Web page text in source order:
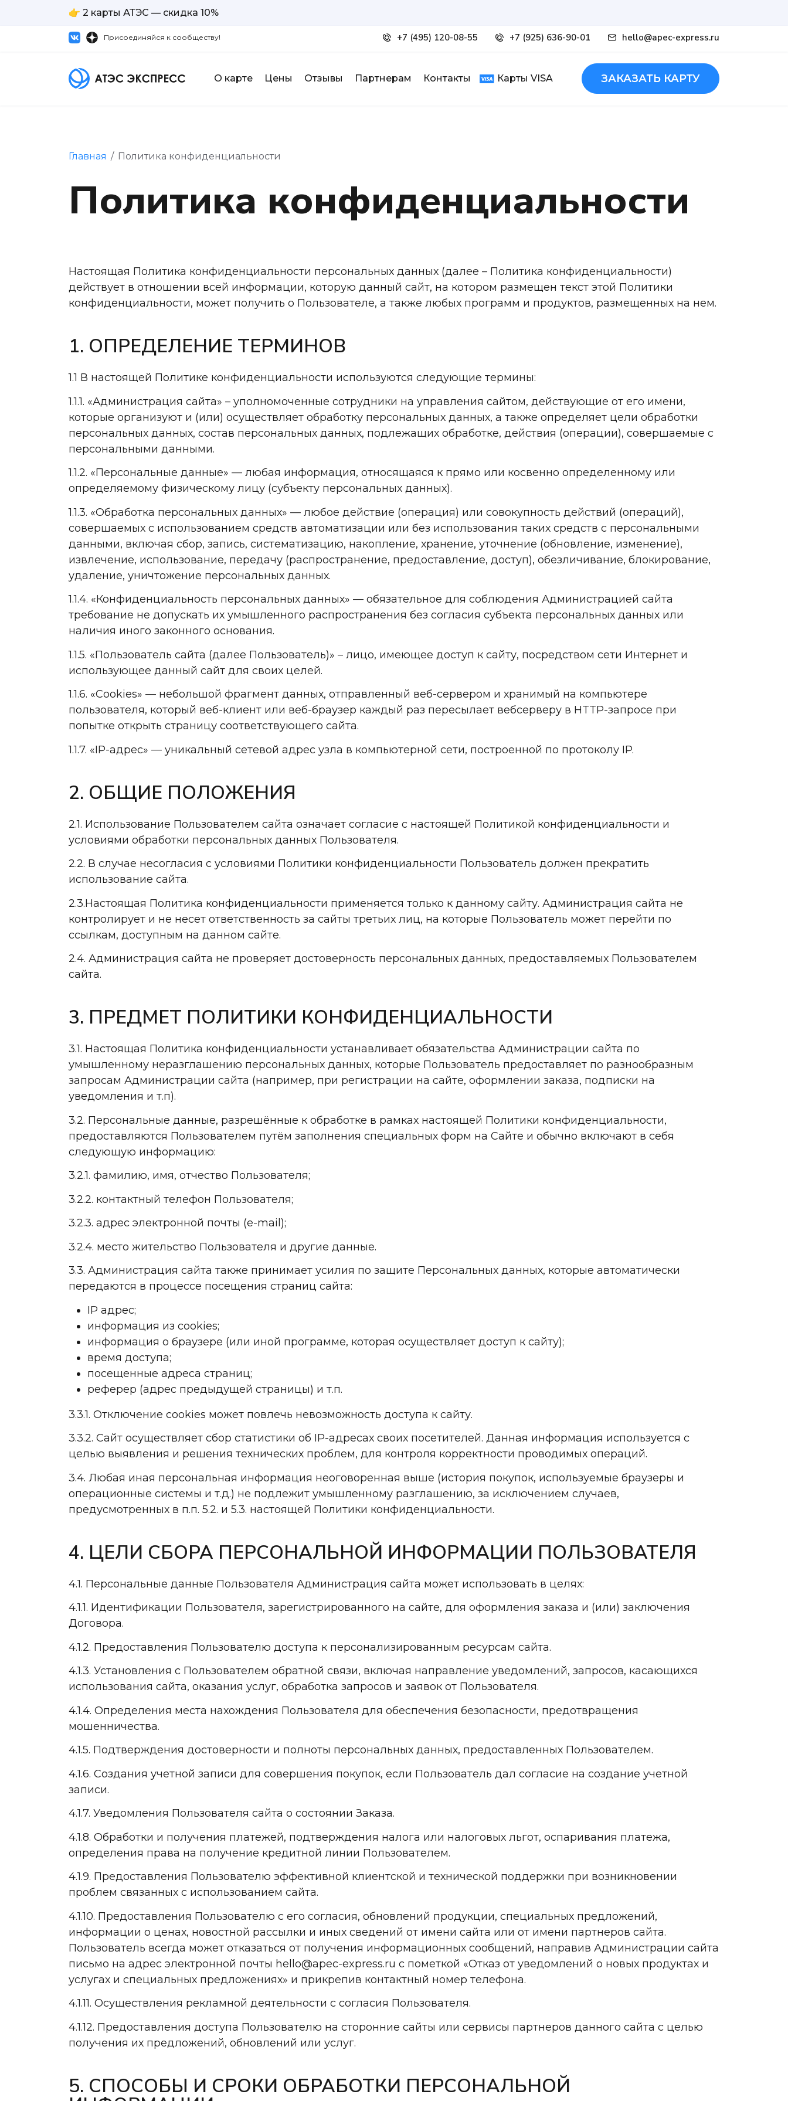
👉 2 карты АТЭС — скидка 10%
Присоединяйся к сообществу! +7 (495) 120-08-55 +7 (925) 636-90-01 hello@apec-express.ru
О карте Цены Отзывы Партнерам Контакты Карты VISA ЗАКАЗАТЬ КАРТУ
Главная / Политика конфиденциальности
Политика конфиденциальности
Настоящая Политика конфиденциальности персональных данных (далее – Политика конфиденциальности)
действует в отношении всей информации, которую данный сайт, на котором размещен текст этой Политики
конфиденциальности, может получить о Пользователе, а также любых программ и продуктов, размещенных на нем.
1. ОПРЕДЕЛЕНИЕ ТЕРМИНОВ
1.1 В настоящей Политике конфиденциальности используются следующие термины:
1.1.1. «Администрация сайта» – уполномоченные сотрудники на управления сайтом, действующие от его имени,
которые организуют и (или) осуществляет обработку персональных данных, а также определяет цели обработки
персональных данных, состав персональных данных, подлежащих обработке, действия (операции), совершаемые с
персональными данными.
1.1.2. «Персональные данные» — любая информация, относящаяся к прямо или косвенно определенному или
определяемому физическому лицу (субъекту персональных данных).
1.1.3. «Обработка персональных данных» — любое действие (операция) или совокупность действий (операций),
совершаемых с использованием средств автоматизации или без использования таких средств с персональными
данными, включая сбор, запись, систематизацию, накопление, хранение, уточнение (обновление, изменение),
извлечение, использование, передачу (распространение, предоставление, доступ), обезличивание, блокирование,
удаление, уничтожение персональных данных.
1.1.4. «Конфиденциальность персональных данных» — обязательное для соблюдения Администрацией сайта
требование не допускать их умышленного распространения без согласия субъекта персональных данных или
наличия иного законного основания.
1.1.5. «Пользователь сайта (далее Пользователь)» – лицо, имеющее доступ к сайту, посредством сети Интернет и
использующее данный сайт для своих целей.
1.1.6. «Cookies» — небольшой фрагмент данных, отправленный веб-сервером и хранимый на компьютере
пользователя, который веб-клиент или веб-браузер каждый раз пересылает вебсерверу в HTTP-запросе при
попытке открыть страницу соответствующего сайта.
1.1.7. «IP-адрес» — уникальный сетевой адрес узла в компьютерной сети, построенной по протоколу IP.
2. ОБЩИЕ ПОЛОЖЕНИЯ
2.1. Использование Пользователем сайта означает согласие с настоящей Политикой конфиденциальности и
условиями обработки персональных данных Пользователя.
2.2. В случае несогласия с условиями Политики конфиденциальности Пользователь должен прекратить
использование сайта.
2.3.Настоящая Политика конфиденциальности применяется только к данному сайту. Администрация сайта не
контролирует и не несет ответственность за сайты третьих лиц, на которые Пользователь может перейти по
ссылкам, доступным на данном сайте.
2.4. Администрация сайта не проверяет достоверность персональных данных, предоставляемых Пользователем
сайта.
3. ПРЕДМЕТ ПОЛИТИКИ КОНФИДЕНЦИАЛЬНОСТИ
3.1. Настоящая Политика конфиденциальности устанавливает обязательства Администрации сайта по
умышленному неразглашению персональных данных, которые Пользователь предоставляет по разнообразным
запросам Администрации сайта (например, при регистрации на сайте, оформлении заказа, подписки на
уведомления и т.п).
3.2. Персональные данные, разрешённые к обработке в рамках настоящей Политики конфиденциальности,
предоставляются Пользователем путём заполнения специальных форм на Сайте и обычно включают в себя
следующую информацию:
3.2.1. фамилию, имя, отчество Пользователя;
3.2.2. контактный телефон Пользователя;
3.2.3. адрес электронной почты (e-mail);
3.2.4. место жительство Пользователя и другие данные.
3.3. Администрация сайта также принимает усилия по защите Персональных данных, которые автоматически
передаются в процессе посещения страниц сайта:
IP адрес;
информация из cookies;
информация о браузере (или иной программе, которая осуществляет доступ к сайту);
время доступа;
посещенные адреса страниц;
реферер (адрес предыдущей страницы) и т.п.
3.3.1. Отключение cookies может повлечь невозможность доступа к сайту.
3.3.2. Сайт осуществляет сбор статистики об IP-адресах своих посетителей. Данная информация используется с
целью выявления и решения технических проблем, для контроля корректности проводимых операций.
3.4. Любая иная персональная информация неоговоренная выше (история покупок, используемые браузеры и
операционные системы и т.д.) не подлежит умышленному разглашению, за исключением случаев,
предусмотренных в п.п. 5.2. и 5.3. настоящей Политики конфиденциальности.
4. ЦЕЛИ СБОРА ПЕРСОНАЛЬНОЙ ИНФОРМАЦИИ ПОЛЬЗОВАТЕЛЯ
4.1. Персональные данные Пользователя Администрация сайта может использовать в целях:
4.1.1. Идентификации Пользователя, зарегистрированного на сайте, для оформления заказа и (или) заключения
Договора.
4.1.2. Предоставления Пользователю доступа к персонализированным ресурсам сайта.
4.1.3. Установления с Пользователем обратной связи, включая направление уведомлений, запросов, касающихся
использования сайта, оказания услуг, обработка запросов и заявок от Пользователя.
4.1.4. Определения места нахождения Пользователя для обеспечения безопасности, предотвращения
мошенничества.
4.1.5. Подтверждения достоверности и полноты персональных данных, предоставленных Пользователем.
4.1.6. Создания учетной записи для совершения покупок, если Пользователь дал согласие на создание учетной
записи.
4.1.7. Уведомления Пользователя сайта о состоянии Заказа.
4.1.8. Обработки и получения платежей, подтверждения налога или налоговых льгот, оспаривания платежа,
определения права на получение кредитной линии Пользователем.
4.1.9. Предоставления Пользователю эффективной клиентской и технической поддержки при возникновении
проблем связанных с использованием сайта.
4.1.10. Предоставления Пользователю с его согласия, обновлений продукции, специальных предложений,
информации о ценах, новостной рассылки и иных сведений от имени сайта или от имени партнеров сайта.
Пользователь всегда может отказаться от получения информационных сообщений, направив Администрации сайта
письмо на адрес электронной почты hello@apec-express.ru с пометкой «Отказ от уведомлений о новых продуктах и
услугах и специальных предложениях» и прикрепив контактный номер телефона.
4.1.11. Осуществления рекламной деятельности с согласия Пользователя.
4.1.12. Предоставления доступа Пользователю на сторонние сайты или сервисы партнеров данного сайта с целью
получения их предложений, обновлений или услуг.
5. СПОСОБЫ И СРОКИ ОБРАБОТКИ ПЕРСОНАЛЬНОЙ